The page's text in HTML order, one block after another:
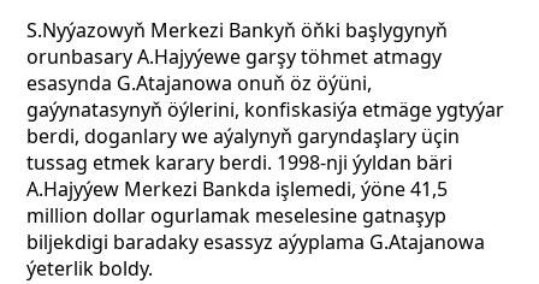
S.Nyýazowyň Merkezi Bankyň öňki başlygynyň
orunbasary A.Hajyýewe garşy töhmet atmagy
esasynda G.Atajanowa onuň öz öýüni,
gaýynatasynyň öýlerini, konfiskasiýa etmäge ygtyýar
berdi, doganlary we aýalynyň garyndaşlary üçin
tussag etmek karary berdi. 1998-nji ýyldan bäri
A.Hajyýew Merkezi Bankda işlemedi, ýöne 41,5
million dollar ogurlamak meselesine gatnaşyp
biljekdigi baradaky esassyz aýyplama G.Atajanowa
ýeterlik boldy.